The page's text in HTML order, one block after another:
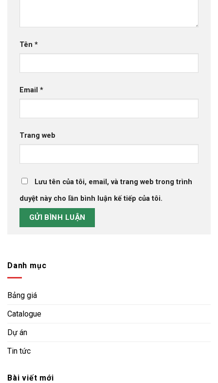
Tên *
Email *
Trang web
Lưu tên của tôi, email, và trang web trong trình
duyệt này cho lần bình luận kế tiếp của tôi.
Danh mục
Bảng giá
Catalogue
Dự án
Tin tức
Bài viết mới